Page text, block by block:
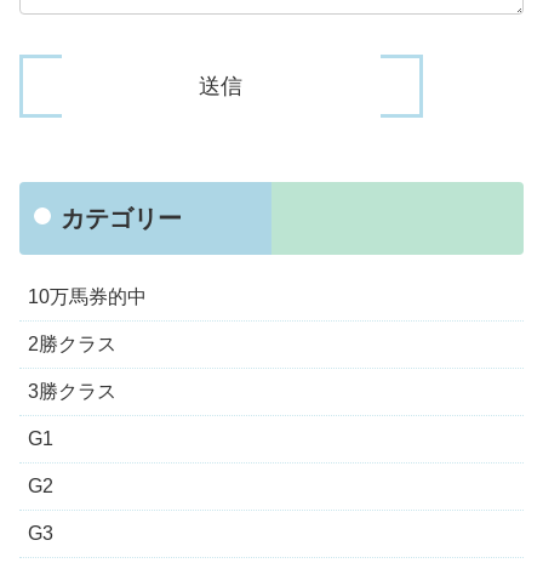
カテゴリー
10万馬券的中
2勝クラス
3勝クラス
G1
G2
G3